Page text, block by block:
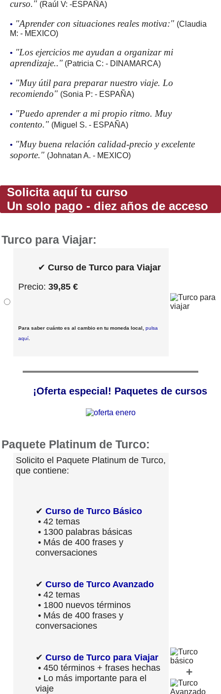
curso." (Raúl V: -ESPAÑA)
• "Aprender con situaciones reales motiva:" (Claudia
M: - MEXICO)
• "Los ejercicios me ayudan a organizar mi
aprendizaje.." (Patricia C: - DINAMARCA)
• "Muy útil para preparar nuestro viaje. Lo
recomiendo" (Sonia P: - ESPAÑA)
• "Puedo aprender a mi propio ritmo. Muy
contento." (Miguel S. - ESPAÑA)
• "Muy buena relación calidad-precio y excelente
soporte." (Johnatan A. - MEXICO)
Solicita aquí tu curso
Un solo pago - diez años de acceso
Turco para Viajar:
✔ Curso de Turco para Viajar
Precio: 39,85 €
Para saber cuánto es al cambio en tu moneda local, pulsa
aquí
¡Oferta especial! Paquetes de cursos
Paquete Platinum de Turco:
Solicito el Paquete Platinum de Turco,
que contiene:
✔ Curso de Turco Básico
• 42 temas
• 1300 palabras básicas
• Más de 400 frases y
conversaciones
✔ Curso de Turco Avanzado
• 42 temas
• 1800 nuevos términos
• Más de 400 frases y
conversaciones
✔ Curso de Turco para Viajar
• 450 términos + frases hechas
• Lo más importante para el
viaje
+